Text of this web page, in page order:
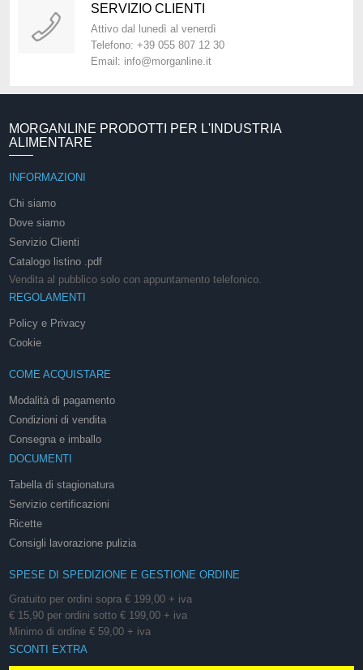
SERVIZIO CLIENTI
Attivo dal lunedì al venerdì
Telefono: +39 055 807 12 30
Email: info@morganline.it
MORGANLINE PRODOTTI PER L'INDUSTRIA
ALIMENTARE
INFORMAZIONI
Chi siamo
Dove siamo
Servizio Clienti
Catalogo listino .pdf
Vendita al pubblico solo con appuntamento telefonico.
REGOLAMENTI
Policy e Privacy
Cookie
COME ACQUISTARE
Modalità di pagamento
Condizioni di vendita
Consegna e imballo
DOCUMENTI
Tabella di stagionatura
Servizio certificazioni
Ricette
Consigli lavorazione pulizia
SPESE DI SPEDIZIONE E GESTIONE ORDINE
Gratuito per ordini sopra € 199,00 + iva
€ 15,90 per ordini sotto € 199,00 + iva
Minimo di ordine € 59,00 + iva
SCONTI EXTRA